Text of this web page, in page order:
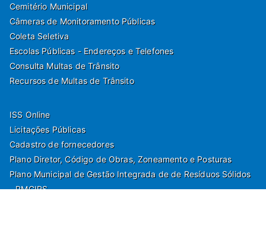
Cemitério Municipal
Câmeras de Monitoramento Públicas
Coleta Seletiva
Escolas Públicas - Endereços e Telefones
Consulta Multas de Trânsito
Recursos de Multas de Trânsito
ISS Online
Licitações Públicas
Cadastro de fornecedores
Plano Diretor, Código de Obras, Zoneamento e Posturas
Plano Municipal de Gestão Integrada de de Resíduos Sólidos
- PMGIRS